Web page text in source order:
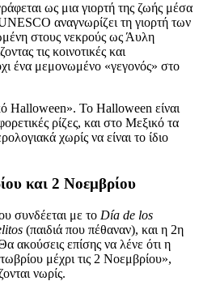
ως μια γιορτή της ζωής μέσα
αναγνωρίζει τη γιορτή των
στους νεκρούς ως Άυλη
τις κοινοτικές και
ένα μεμονωμένο «γεγονός» στο
Halloween». Το Halloween είναι
ρίζες, και στο Μεξικό τα
χωρίς να είναι το ίδιο
και 2 Νοεμβρίου
συνδέεται με το Día de los
(παιδιά που πέθαναν), και η 2η
ακούσεις επίσης να λένε ότι η
μέχρι τις 2 Νοεμβρίου»,
νωρίς.